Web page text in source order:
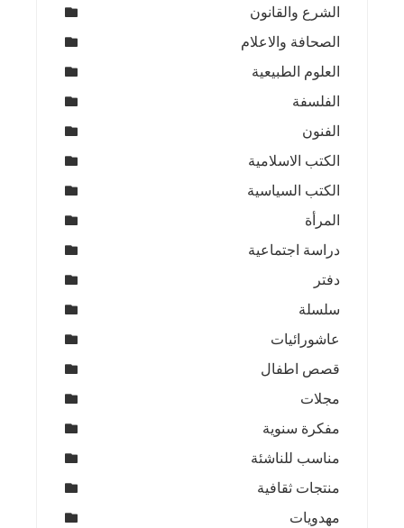
الشرع والقانون
الصحافة والاعلام
العلوم الطبيعية
الفلسفة
الفنون
الكتب الاسلامية
الكتب السياسية
المرأة
دراسة اجتماعية
دفتر
سلسلة
عاشورائيات
قصص اطفال
مجلات
مفكرة سنوية
مناسب للناشئة
منتجات ثقافية
مهدويات